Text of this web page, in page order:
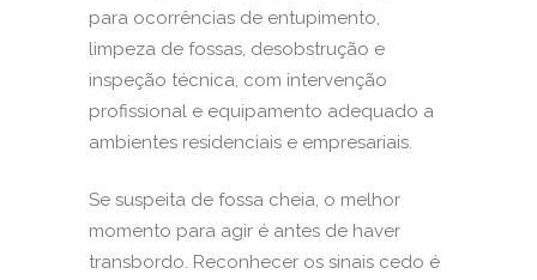
para ocorrências de entupimento,
limpeza de fossas, desobstrução e
inspeção técnica, com intervenção
profissional e equipamento adequado a
ambientes residenciais e empresariais.
Se suspeita de fossa cheia, o melhor
momento para agir é antes de haver
transbordo. Reconhecer os sinais cedo é